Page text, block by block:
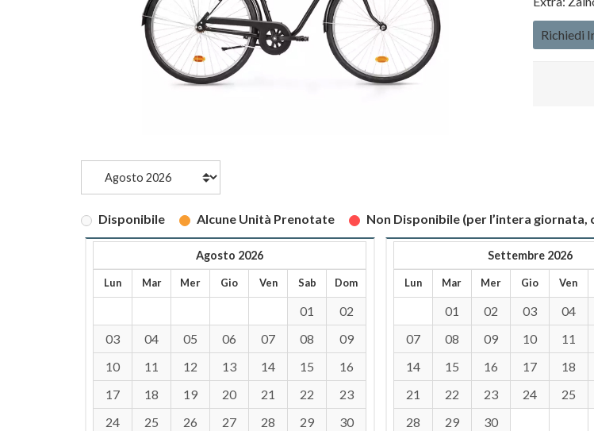
Richiedi
Disponibile Alcune Unità Prenotate Non Disponibile (per l’intera
Agosto 2026
Lun Mar Mer Gio Ven Sab Dom
01
02
03
04 05 06 07 08
09
10
11 12 13 14 15
16
17
18 19 20 21 22
23
24
25 26 27 28 29
30
Settembre 2026
Lun Mar Mer Gio Ven
01 02 03 04
07
08 09 10 11
14
15 16 17 18
21
22 23 24 25
28
29 30